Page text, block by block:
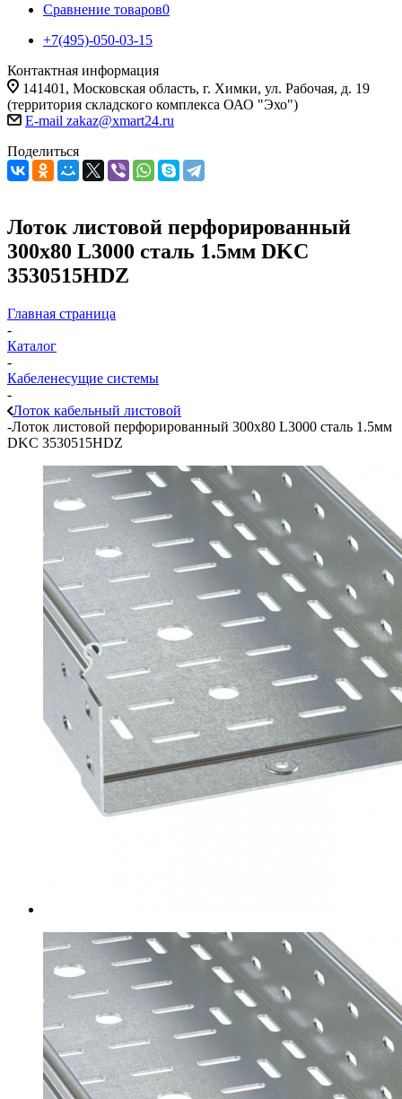
Сравнение товаров0
+7(495)-050-03-15
Контактная информация
141401, Московская область, г. Химки, ул. Рабочая, д. 19
(территория складского комплекса ОАО "Эхо")
E-mail zakaz@xmart24.ru
Поделиться
Лоток листовой перфорированный
300х80 L3000 сталь 1.5мм DKC
3530515HDZ
Главная страница
-
Каталог
-
Кабеленесущие системы
-
Лоток кабельный листовой
-Лоток листовой перфорированный 300х80 L3000 сталь 1.5мм
DKC 3530515HDZ